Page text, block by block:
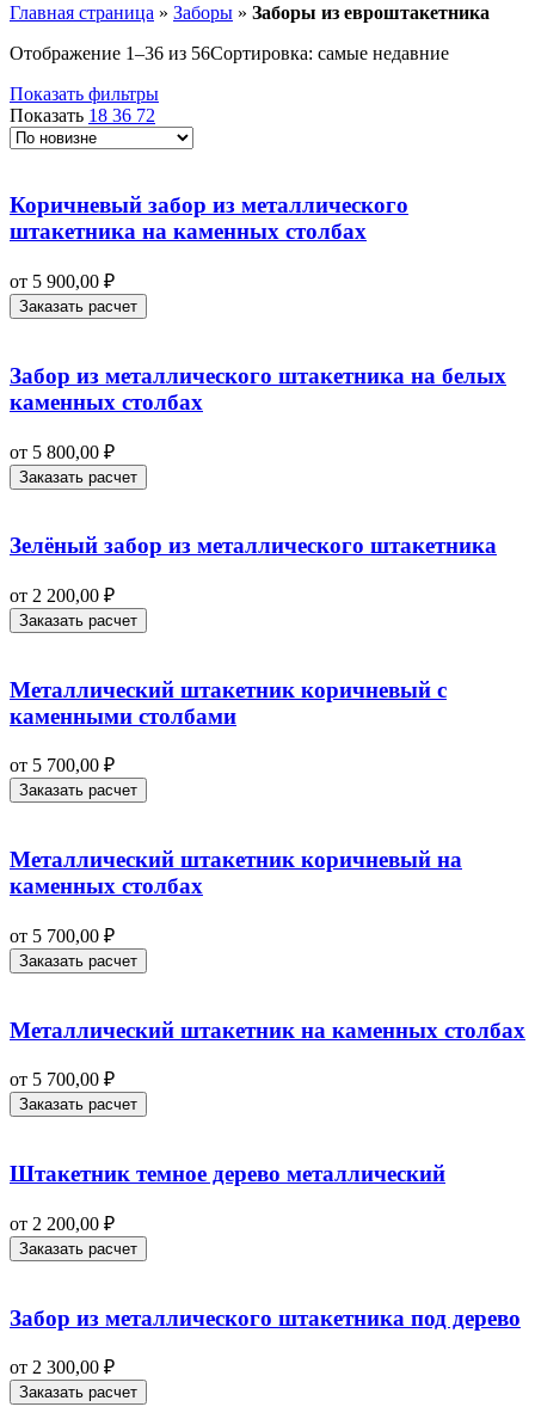
Главная страница » Заборы » Заборы из евроштакетника
Отображение 1–36 из 56Сортировка: самые недавние
Показать фильтры
Показать 18 36 72
Коричневый забор из металлического
штакетника на каменных столбах
от 5 900,00 ₽
Заказать расчет
Забор из металлического штакетника на белых
каменных столбах
от 5 800,00 ₽
Заказать расчет
Зелёный забор из металлического штакетника
от 2 200,00 ₽
Заказать расчет
Металлический штакетник коричневый с
каменными столбами
от 5 700,00 ₽
Заказать расчет
Металлический штакетник коричневый на
каменных столбах
от 5 700,00 ₽
Заказать расчет
Металлический штакетник на каменных столбах
от 5 700,00 ₽
Заказать расчет
Штакетник темное дерево металлический
от 2 200,00 ₽
Заказать расчет
Забор из металлического штакетника под дерево
от 2 300,00 ₽
Заказать расчет